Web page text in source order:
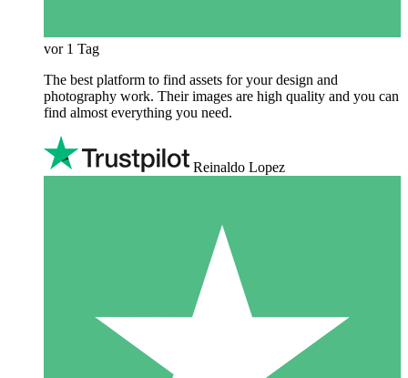
vor 1 Tag
The best platform to find assets for your design and
photography work. Their images are high quality and you can
find almost everything you need.
Reinaldo Lopez